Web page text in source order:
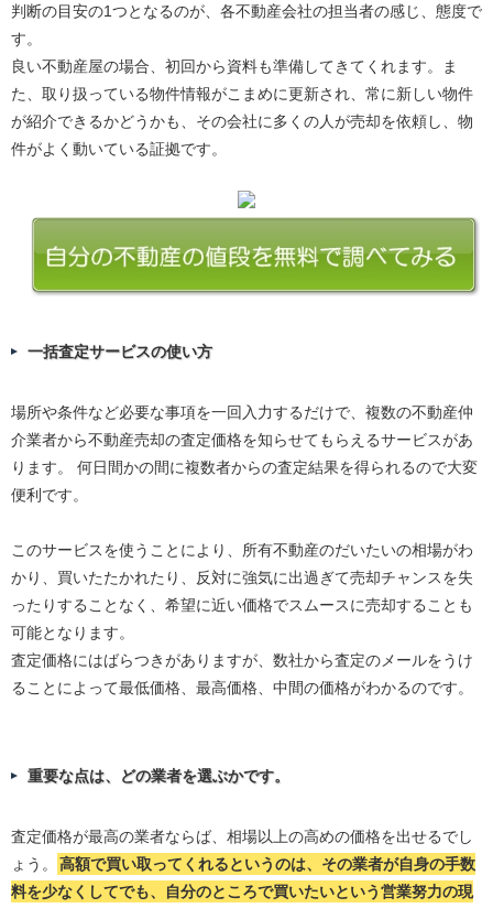
判断の目安の1つとなるのが、各不動産会社の担当者の感じ、態度で
す。
良い不動産屋の場合、初回から資料も準備してきてくれます。ま
た、取り扱っている物件情報がこまめに更新され、常に新しい物件
が紹介できるかどうかも、その会社に多くの人が売却を依頼し、物
件がよく動いている証拠です。
一括査定サービスの使い方
場所や条件など必要な事項を一回入力するだけで、複数の不動産仲
介業者から不動産売却の査定価格を知らせてもらえるサービスがあ
ります。 何日間かの間に複数者からの査定結果を得られるので大変
便利です。
このサービスを使うことにより、所有不動産のだいたいの相場がわ
かり、買いたたかれたり、反対に強気に出過ぎて売却チャンスを失
ったりすることなく、希望に近い価格でスムースに売却することも
可能となります。
査定価格にはばらつきがありますが、数社から査定のメールをうけ
ることによって最低価格、最高価格、中間の価格がわかるのです。
重要な点は、どの業者を選ぶかです。
査定価格が最高の業者ならば、相場以上の高めの価格を出せるでし
ょう。
高額で買い取ってくれるというのは、その業者が自身の手数
料を少なくしてでも、自分のところで買いたいという営業努力の現